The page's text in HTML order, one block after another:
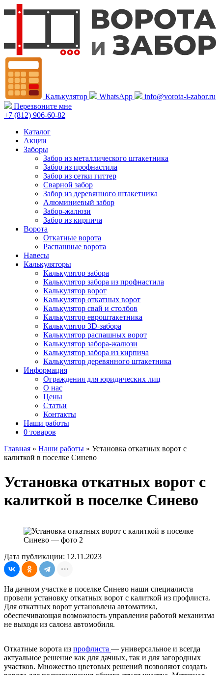
Калькулятор WhatsApp
info@vorota-i-zabor.ru
Перезвоните мне
+7 (812) 906-60-82
Каталог
Акции
Заборы
Забор из металлического штакетника
Забор из профнастила
Забор из сетки гиттер
Сварной забор
Забор из деревянного штакетника
Алюминиевый забор
Забор-жалюзи
Забор из кирпича
Ворота
Откатные ворота
Распашные ворота
Навесы
Калькуляторы
Калькулятор забора
Калькулятор забора из профнастила
Калькулятор ворот
Калькулятор откатных ворот
Калькулятор свай и столбов
Калькулятор евроштакетника
Калькулятор 3D-забора
Калькулятор распашных ворот
Калькулятор забора-жалюзи
Калькулятор забора из кирпича
Калькулятор деревянного штакетника
Информация
Ограждения для юридических лиц
О нас
Цены
Статьи
Контакты
Наши работы
0 товаров
Главная » Наши работы » Установка откатных ворот с
калиткой в поселке Синево
Установка откатных ворот с
калиткой в поселке Синево
Дата публикации: 12.11.2023
На дачном участке в поселке Синево наши специалиста
провели установку откатных ворот с калиткой из профлиста.
Для откатных ворот установлена автоматика,
обеспечивающая возможность управления работой механизма
не выходя из салона автомобиля.
Откатные ворота из профлиста — универсальное и всегда
актуальное решение как для дачных, так и для загородных
участков. Множество цветовых решений позволяют создать